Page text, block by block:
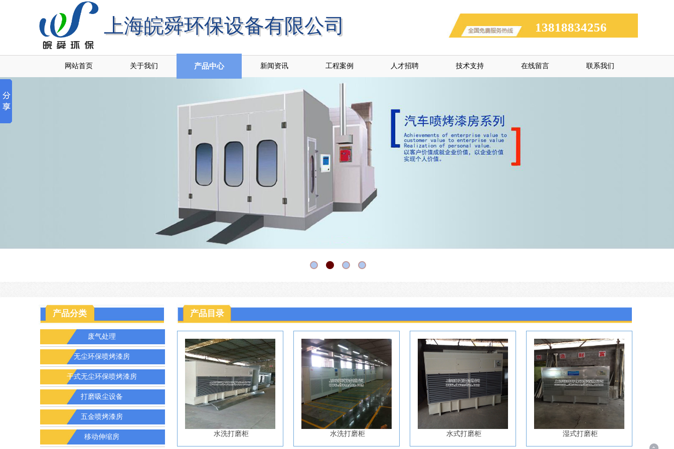
上海皖舜环保设备有限公司
上海皖舜环保设备有限公司 13818834256
网站首页 关于我们 产品中心 新闻资讯 工程案例 人才招聘 技术支持 在线留言 联系我们
产品目录
产品分类
废气处理
无尘环保喷烤漆房
干式无尘环保喷烤漆房
打磨吸尘设备
五金喷烤漆房
移动伸缩房 水洗打磨柜 水洗打磨柜 水式打磨柜 湿式打磨柜